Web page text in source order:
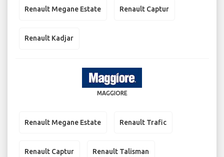
Renault Megane Estate Renault Captur
Renault Kadjar
MAGGIORE
Renault Megane Estate Renault Trafic
Renault Captur Renault Talisman